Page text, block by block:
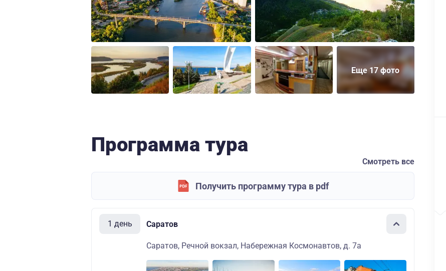
Еще 17 фото
Программа тура
Смотреть все
Получить программу тура в pdf
1 день Саратов
Саратов, Речной вокзал, Набережная Космонавтов, д. 7а